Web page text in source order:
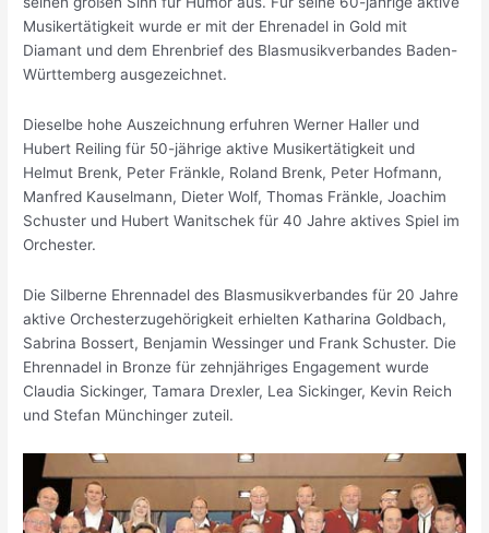
Musikertätigkeit wurde er mit der Ehrenadel in Gold mit
Diamant und dem Ehrenbrief des Blasmusikverbandes Baden-
Württemberg ausgezeichnet.
Dieselbe hohe Auszeichnung erfuhren Werner Haller und
Hubert Reiling für 50-jährige aktive Musikertätigkeit und
Helmut Brenk, Peter Fränkle, Roland Brenk, Peter Hofmann,
Manfred Kauselmann, Dieter Wolf, Thomas Fränkle, Joachim
Schuster und Hubert Wanitschek für 40 Jahre aktives Spiel im
Orchester.
Die Silberne Ehrennadel des Blasmusikverbandes für 20 Jahre
aktive Orchesterzugehörigkeit erhielten Katharina Goldbach,
Sabrina Bossert, Benjamin Wessinger und Frank Schuster. Die
Ehrennadel in Bronze für zehnjähriges Engagement wurde
Claudia Sickinger, Tamara Drexler, Lea Sickinger, Kevin Reich
und Stefan Münchinger zuteil.